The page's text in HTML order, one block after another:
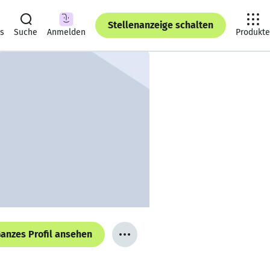
Suche Anmelden
Stellenanzeige schalten
Produkte
Profil ansehen